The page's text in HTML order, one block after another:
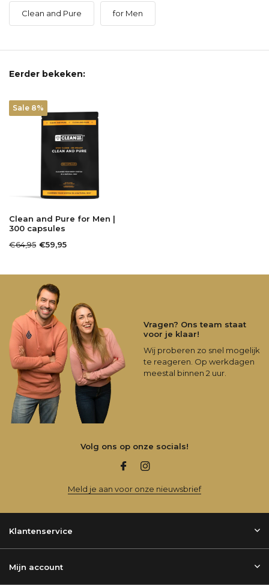
Clean and Pure for Men
Eerder bekeken:
Sale 8%
Clean and Pure for Men |
300 capsules
€64,95 €59,95
Vragen? Ons team staat
voor je klaar!
Wij proberen zo snel mogelijk
te reageren. Op werkdagen
meestal binnen 2 uur.
Volg ons op onze socials!
Meld je aan voor onze nieuwsbrief
Klantenservice
Mijn account